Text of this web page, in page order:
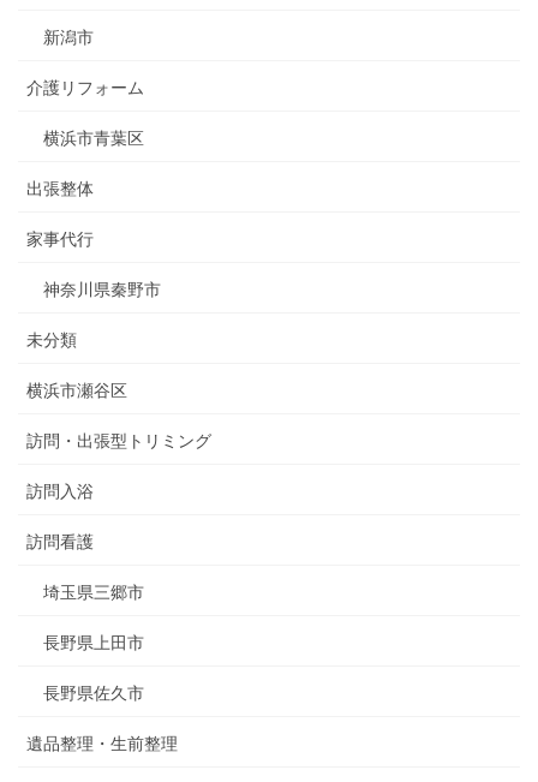
新潟市
介護リフォーム
横浜市青葉区
出張整体
家事代行
神奈川県秦野市
未分類
横浜市瀬谷区
訪問・出張型トリミング
訪問入浴
訪問看護
埼玉県三郷市
長野県上田市
長野県佐久市
遺品整理・生前整理